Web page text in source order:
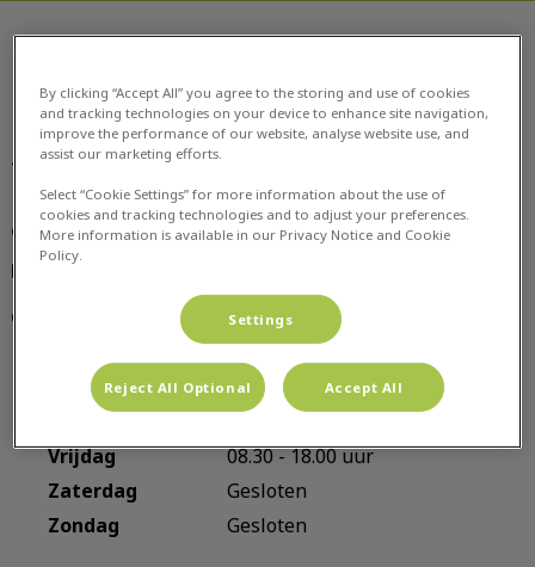
Prunellalaan 2
5582 HB, Waalre
040 - 221 50 66
info@dierenkliniekwaalre.nl
08.30 - 19.00 uur
08.30 - 17.00 uur
Woensdag
08.30 - 18.00 uur
Vrijdag
08.30 - 18.00 uur
Zaterdag
Gesloten
Zondag
Gesloten
By clicking “Accept All” you agree to the storing and use of cookies
and tracking technologies on your device to enhance site navigation,
improve the performance of our website, analyse website use, and
assist our marketing efforts.
Select “Cookie Settings” for more information about the use of
cookies and tracking technologies and to adjust your preferences.
More information is available in our Privacy Notice and Cookie
Policy.
Settings
Reject All Optional Accept All